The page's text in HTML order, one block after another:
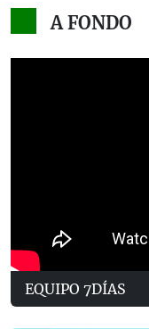
A FONDO
EQUIPO 7DÍAS